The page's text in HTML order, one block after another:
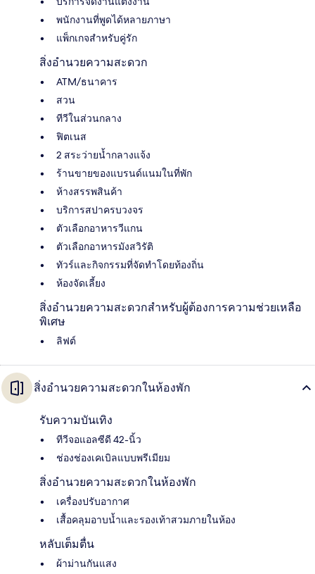
พนักงานที่พูดได้หลายภาษา
แพ็กเกจสำหรับคู่รัก
สิ่งอำนวยความสะดวก
ATM/ธนาคาร
สวน
ทีวีในส่วนกลาง
ฟิตเนส
2 สระว่ายน้ำกลางแจ้ง
ร้านขายของแบรนด์แนมในที่พัก
ห้างสรรพสินค้า
บริการสปาครบวงจร
ตัวเลือกอาหารวีแกน
ตัวเลือกอาหารมังสวิรัติ
ทัวร์และกิจกรรมที่จัดทำโดยท้องถิ่น
ห้องจัดเลี้ยง
สิ่งอำนวยความสะดวกสำหรับผู้ต้องการความช่วยเหลือ
พิเศษ
ลิฟต์
สิ่งอำนวยความสะดวกในห้องพัก
รับความบันเทิง
ทีวีจอแอลซีดี 42-นิ้ว
ช่องช่องเคเบิลแบบพรีเมียม
สิ่งอำนวยความสะดวกในห้องพัก
เครื่องปรับอากาศ
เสื้อคลุมอาบน้ำและรองเท้าสวมภายในห้อง
หลับเต็มตื่น
ผ้าม่านกันแสง